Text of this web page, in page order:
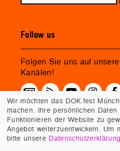
Follow us
Folgen Sie uns auf
Kanälen!
Wir möchten das DOK.fest
machen. Ihre persönlichen
Funktionieren der Website zu
Angebot weiterzuentwickeln. Um
bitte unsere Datenschutzerklärung